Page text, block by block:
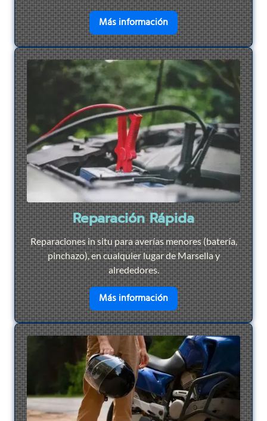
Más informaciónen savoir plus sur
Reparación Rápida
Reparaciones in situ para averías menores (batería,
pinchazo), en cualquier lugar de Marsella y
alrededores.
Más informaciónen savoir plus sur